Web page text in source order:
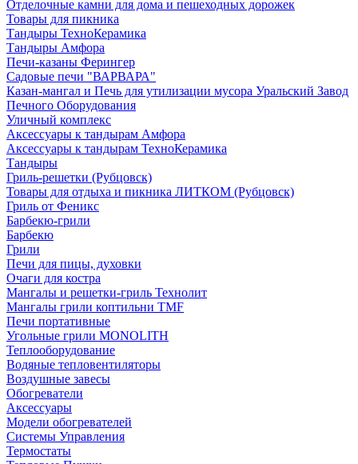
Отделочные камни для дома и пешеходных дорожек
Товары для пикника
Тандыры ТехноКерамика
Тандыры Амфора
Печи-казаны Ферингер
Садовые печи "ВАРВАРА"
Казан-мангал и Печь для утилизации мусора Уральский Завод
Печного Оборудования
Уличный комплекс
Аксессуары к тандырам Амфора
Аксессуары к тандырам ТехноКерамика
Тандыры
Гриль-решетки (Рубцовск)
Товары для отдыха и пикника ЛИТКОМ (Рубцовск)
Гриль от Феникс
Барбекю-грили
Барбекю
Грили
Печи для пицы, духовки
Очаги для костра
Мангалы и решетки-гриль Технолит
Мангалы грили коптильни TMF
Печи портативные
Угольные грили MONOLITH
Теплооборудование
Водяные тепловентиляторы
Воздушные завесы
Обогреватели
Аксессуары
Модели обогревателей
Системы Управления
Термостаты